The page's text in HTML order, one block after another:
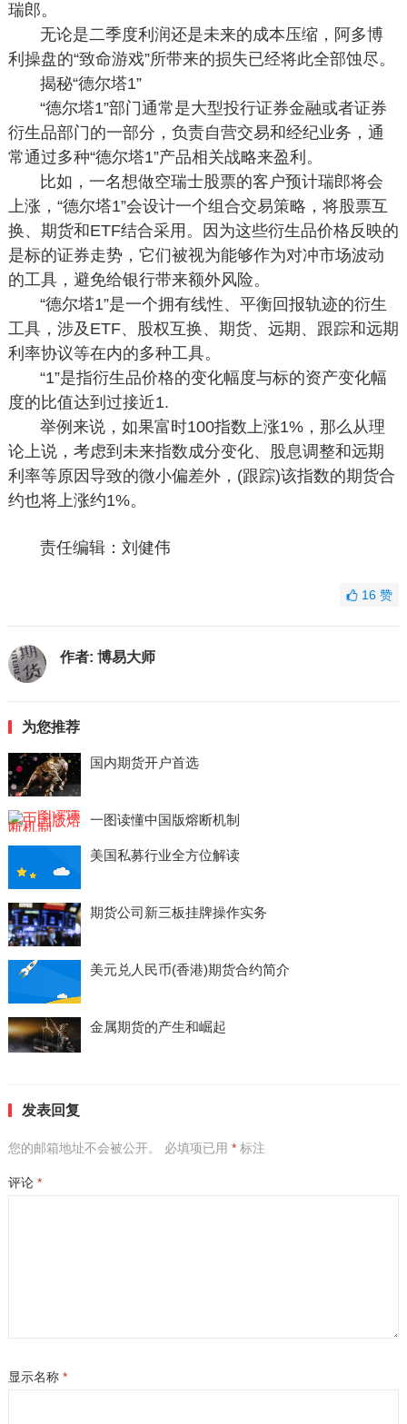
瑞郎。
无论是二季度利润还是未来的成本压缩，阿多博
利操盘的“致命游戏”所带来的损失已经将此全部蚀尽。
揭秘“德尔塔1”
“德尔塔1”部门通常是大型投行证券金融或者证券
衍生品部门的一部分，负责自营交易和经纪业务，通
常通过多种“德尔塔1”产品相关战略来盈利。
比如，一名想做空瑞士股票的客户预计瑞郎将会
上涨，“德尔塔1”会设计一个组合交易策略，将股票互
换、期货和ETF结合采用。因为这些衍生品价格反映的
是标的证券走势，它们被视为能够作为对冲市场波动
的工具，避免给银行带来额外风险。
“德尔塔1”是一个拥有线性、平衡回报轨迹的衍生
工具，涉及ETF、股权互换、期货、远期、跟踪和远期
利率协议等在内的多种工具。
“1”是指衍生品价格的变化幅度与标的资产变化幅
度的比值达到过接近1.
举例来说，如果富时100指数上涨1%，那么从理
论上说，考虑到未来指数成分变化、股息调整和远期
利率等原因导致的微小偏差外，(跟踪)该指数的期货合
约也将上涨约1%。
责任编辑：刘健伟
16赞
作者: 博易大师
为您推荐
国内期货开户首选
一图读懂中国版熔断机制
美国私募行业全方位解读
期货公司新三板挂牌操作实务
美元兑人民币(香港)期货合约简介
金属期货的产生和崛起
发表回复
您的邮箱地址不会被公开。 必填项已用 *标注
评论 *
显示名称 *